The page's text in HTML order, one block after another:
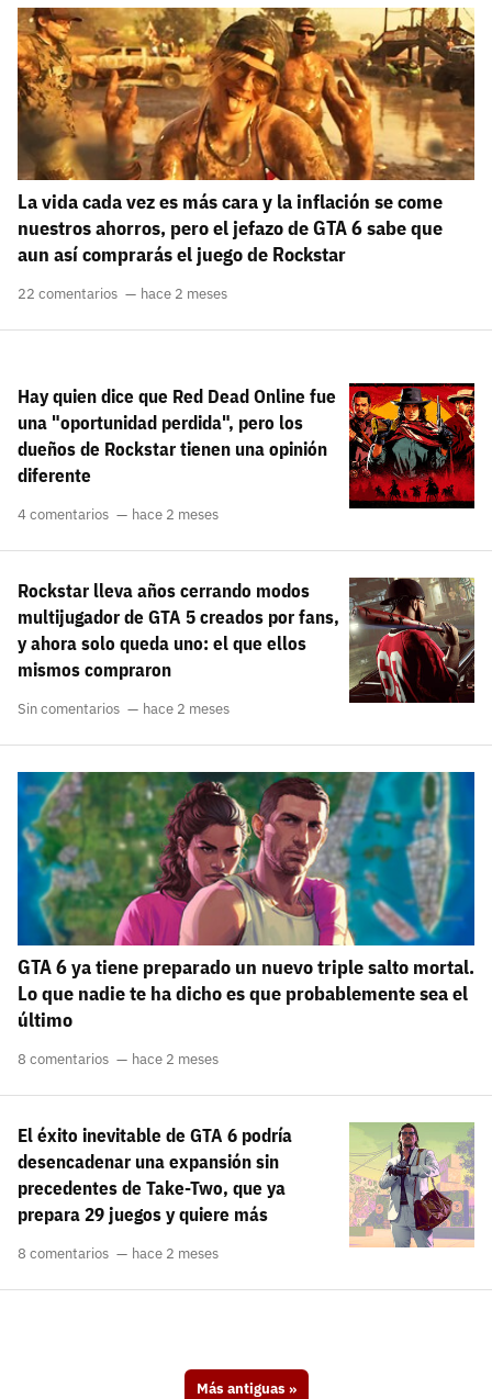
La vida cada vez es más cara y la inflación se come
nuestros ahorros, pero el jefazo de GTA 6 sabe que
aun así comprarás el juego de Rockstar
22 comentarios hace 2 meses
Hay quien dice que Red Dead Online fue
una "oportunidad perdida", pero los
dueños de Rockstar tienen una opinión
diferente
4 comentarios hace 2 meses
Rockstar lleva años cerrando modos
multijugador de GTA 5 creados por fans,
y ahora solo queda uno: el que ellos
mismos compraron
Sin comentarios hace 2 meses
GTA 6 ya tiene preparado un nuevo triple salto mortal.
Lo que nadie te ha dicho es que probablemente sea el
último
8 comentarios hace 2 meses
El éxito inevitable de GTA 6 podría
desencadenar una expansión sin
precedentes de Take-Two, que ya
prepara 29 juegos y quiere más
8 comentarios hace 2 meses
Más antiguas »